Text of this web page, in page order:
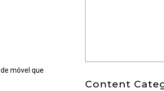
móvel que
Content